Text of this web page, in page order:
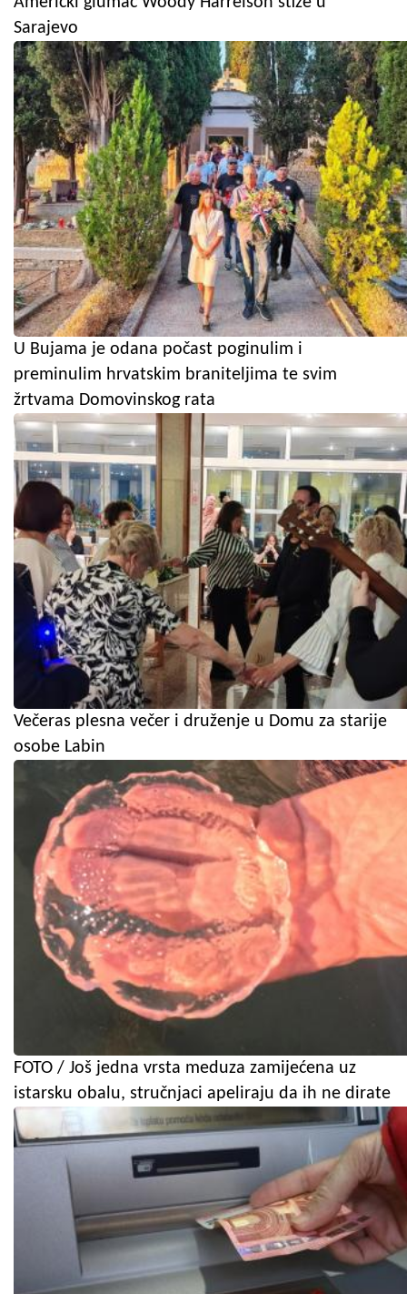
Sarajevo
U Bujama je odana počast poginulim i
preminulim hrvatskim braniteljima te svim
žrtvama Domovinskog rata
Večeras plesna večer i druženje u Domu za starije
osobe Labin
FOTO / Još jedna vrsta meduza zamijećena uz
istarsku obalu, stručnjaci apeliraju da ih ne dirate